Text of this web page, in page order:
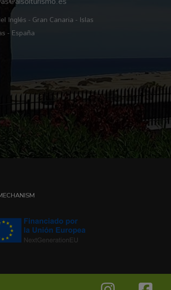
Inglés - Gran Canaria - Islas
- España